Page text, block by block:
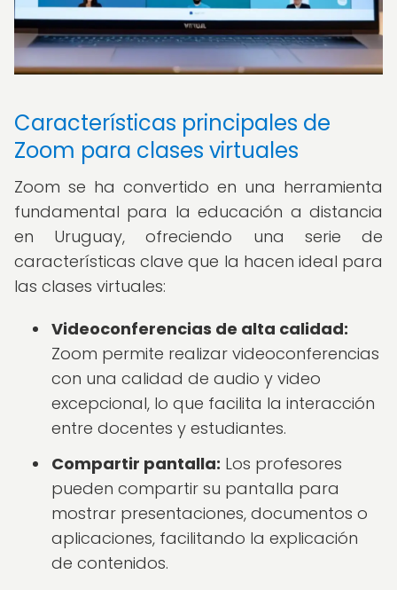
Características principales de
Zoom para clases virtuales
Zoom se ha convertido en una herramienta
fundamental para la educación a distancia
en Uruguay, ofreciendo una serie de
características clave que la hacen ideal para
las clases virtuales:
Videoconferencias de alta calidad:
Zoom permite realizar videoconferencias
con una calidad de audio y video
excepcional, lo que facilita la interacción
entre docentes y estudiantes.
Compartir pantalla: Los profesores
pueden compartir su pantalla para
mostrar presentaciones, documentos o
aplicaciones, facilitando la explicación
de contenidos.